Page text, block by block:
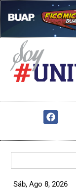
Sáb, Ago 8, 2026